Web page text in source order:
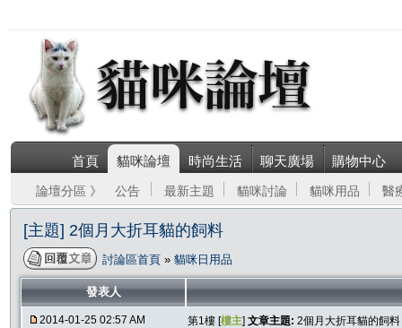
首頁 貓咪論壇 時尚生活 聊天廣場 購物中心
論壇分區 》 公告 最新主題 貓咪討論 貓咪用品 醫
[主題] 2個月大折耳貓的飼料
討論區首頁 » 貓咪日用品
發表人
2014-01-25 02:57 AM 第1樓 [樓主] 文章主題: 2個月大折耳貓的飼料